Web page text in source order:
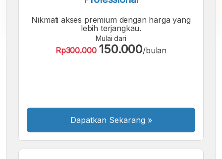
A A A
Nikmati akses premium dengan harga yang
lebih terjangkau.
Mulai dari
Rp300.000 150.000/bulan
Dapatkan Sekarang »